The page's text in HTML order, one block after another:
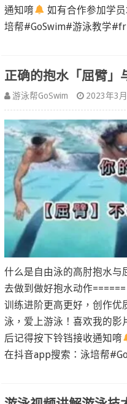
通知唷
如有合作参加学
培帮#GoSwim#游泳教学
正确的抱水「屈臂」
游泳帮GoSwim 2023年3
什么是自由泳的高肘抱水与
去做到做好抱水动作
训练进阶更高更好，创作优
泳，爱上游泳！喜欢我的影
后记得按下铃铛接收通知唷
在抖音app搜索：泳培帮